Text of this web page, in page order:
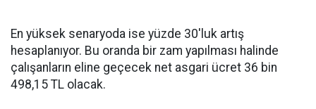
En yüksek senaryoda ise yüzde 30'luk artış
hesaplanıyor. Bu oranda bir zam yapılması halinde
çalışanların eline geçecek net asgari ücret 36 bin
498,15 TL olacak.